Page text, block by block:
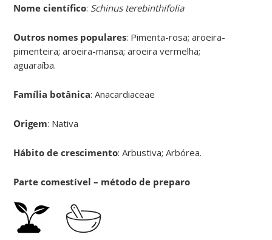
Nome científico: Schinus terebinthifolia
Outros nomes populares: Pimenta-rosa; aroeira-
pimenteira; aroeira-mansa; aroeira vermelha;
aguaraíba.
Família botânica: Anacardiaceae
Origem: Nativa
Hábito de crescimento: Arbustiva; Arbórea.
Parte comestível – método de preparo